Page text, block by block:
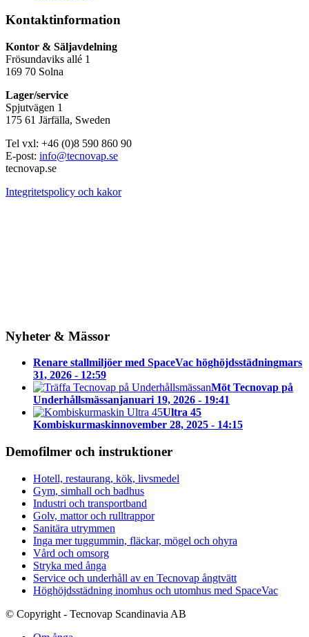
Kontaktinformation
Kontor & Säljavdelning
Frösundaviks allé 1
169 70 Solna
Lager/service
Spjutvägen 1
175 61 Järfälla, Sweden
Tel vxl: +46 (0)8 590 860 90
E-post: info@tecnovap.se
tecnovap.se
Integritetspolicy och kakor
Nyheter & Mässor
Renare stallmiljöer med SpaceVac höghöjdsstädningmars
31, 2026 - 12:59
Möt Tecnovap på
Underhållsmässanjanuari 19, 2026 - 19:41
Ultra 45
Kombiskurmaskinnovember 28, 2025 - 14:15
Demofilmer och instruktioner
Hotell, restaurang, kök, livsmedel
Gym, simhall och badhus
Industri och transportband
Golv, mattor och rulltrappor
Sanitära utrymmen
Inga mer tuggummin, fläckar, mögel och ohyra
Vård och omsorg
Stryka med ånga
Service och underhåll av en Tecnovap ångtvätt
Höghöjdsstädning inomhus och utomhus med SpaceVac
© Copyright - Tecnovap Scandinavia AB